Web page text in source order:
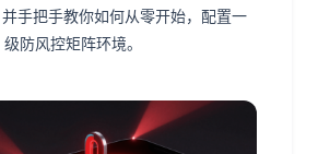
手把手教你如何从零开始，配置一
防风控矩阵环境。